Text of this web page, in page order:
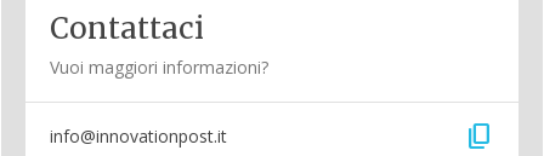
Contattaci
Vuoi maggiori informazioni?
info@innovationpost.it content_copy